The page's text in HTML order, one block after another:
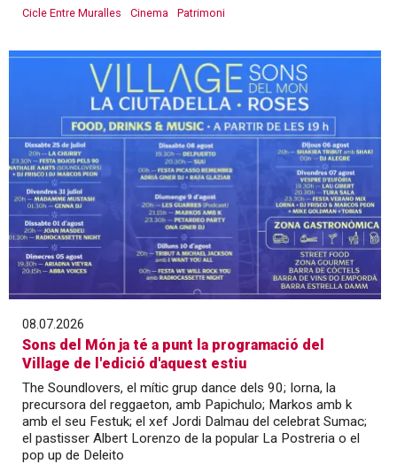
Cicle Entre Muralles Cinema Patrimoni
08.07.2026
Sons del Món ja té a punt la programació del
Village de l'edició d'aquest estiu
The Soundlovers, el mític grup dance dels 90; Iorna, la
precursora del reggaeton, amb Papichulo; Markos amb k
amb el seu Festuk; el xef Jordi Dalmau del celebrat Sumac;
el pastisser Albert Lorenzo de la popular La Postreria o el
pop up de Deleito